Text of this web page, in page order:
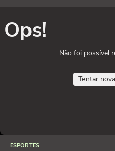
Ops!
Não foi possível
Tentar
ESPORTES